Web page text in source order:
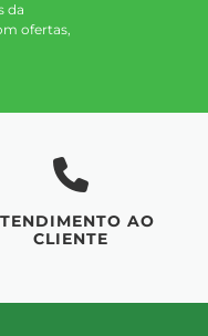
da
ofertas,
AO
CLIENTE